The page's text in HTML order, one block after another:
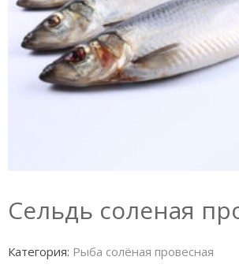
Сельдь соленая
Категория: Рыба солёная провесная